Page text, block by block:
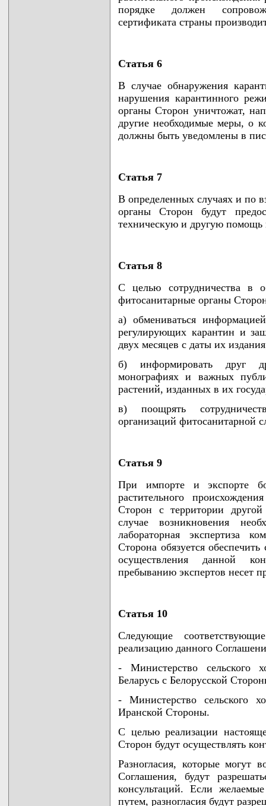
порядке должен
сертификата страны
Статья 6
В случае обнаружения
нарушения карантинного
органы Сторон уничтожат,
другие необходимые меры, о
должны быть уведомлены в
Статья 7
В определенных случаях и по
органы Сторон будут
техническую и другую помощь
Статья 8
С целью сотрудничества в
фитосанитарные органы
а) обмениваться
регулирующих карантин и
двух месяцев с даты их
б) информировать друг
монографиях и важных
растений, изданных в их
в) поощрять
организаций фитосанитарной
Статья 9
При импорте и экспорте
растительного
Сторон с территории
случае возникновения
лабораторная экспертиза
Сторона обязуется
осуществления данной
пребыванию экспертов несет
Статья 10
Следующие
реализацию данного
- Министерство сельского
Беларусь с Белорусской
- Министерство сельского
Иранской Стороны.
С целью реализации
Сторон будут осуществлять
Разногласия, которые могут
Соглашения, будут
консультаций. Если
путем, разногласия будут